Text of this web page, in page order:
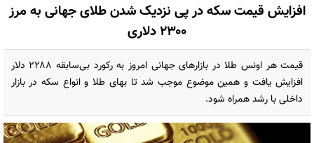
افزایش قیمت سکه در پی نزدیک شدن طلای جهانی به مرز
۲۳۰۰ دلاری
قیمت هر اونس طلا در بازارهای جهانی امروز به رکورد بی‌سابقه ۲۲۸۸ دلار
افزایش یافت و همین موضوع موجب شد تا بهای طلا و انواع سکه در بازار
داخلی با رشد همراه شود.